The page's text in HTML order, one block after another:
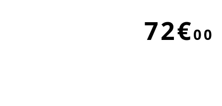
72€00